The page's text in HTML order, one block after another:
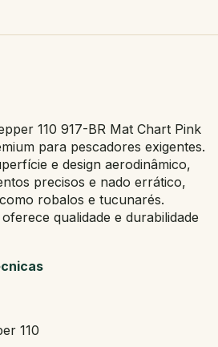
110 917-BR Mat Chart Pink
para pescadores exigentes.
e design aerodinâmico,
precisos e nado errático,
robalos e tucunarés.
qualidade e durabilidade
110